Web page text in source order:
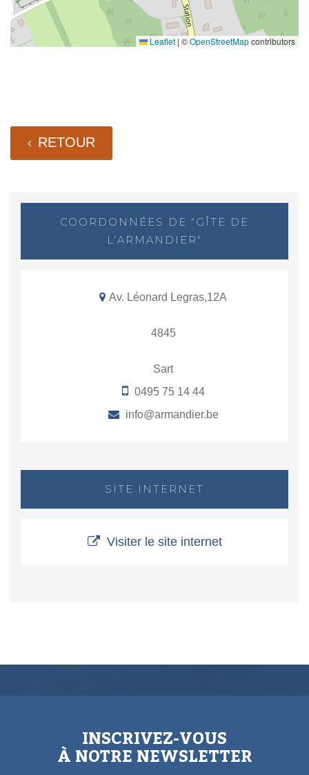
Leaflet | ©OpenStreetMapcontributors
RETOUR
COORDONNÉES DE "GÎTE DE
L’ARMANDIER"
Av. Léonard Legras,12A
4845
Sart
0495 75 14 44
info@armandier.be
SITE INTERNET
Visiter le site internet
INSCRIVEZ-VOUS
À NOTRE NEWSLETTER